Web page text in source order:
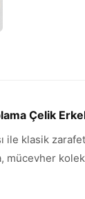
Çelik
ile klasik
mücevher